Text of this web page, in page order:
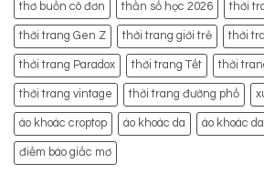
thơ buồn cô đơn thần số học 2026 thời
thời trang Gen Z thời trang giới trẻ thời
thời trang Paradox thời trang Tết thời
thời trang vintage thời trang đường phố
áo khoác croptop áo khoác da áo khoác
điềm báo giấc mơ